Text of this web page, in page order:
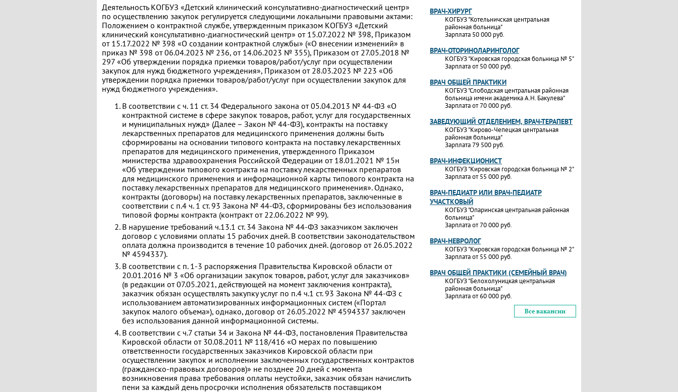
Деятельность КОГБУЗ «Детский клинический консультативно-диагностический центр»
по осуществлению закупок регулируется следующими локальными правовыми актами:
Положением о контрактной службе, утвержденным приказом КОГБУЗ «Детский
клинический консультативно-диагностический центр» от 15.07.2022 № 398, Приказом
от 15.17.2022 № 398 «О создании контрактной службы» («О внесении изменений» в
приказ № 398 от 06.04.2023 № 236, от 14.06.2023 № 355), Приказом от 27.05.2018 №
297 «Об утверждении порядка приемки товаров/работ/услуг при осуществлении
закупок для нужд бюджетного учреждения», Приказом от 28.03.2023 № 223 «Об
утверждении порядка приемки товаров/работ/услуг при осуществлении закупок для
нужд бюджетного учреждения».
В соответствии с ч. 11 ст. 34 Федерального закона от 05.04.2013 № 44-ФЗ «О
контрактной системе в сфере закупок товаров, работ, услуг для государственных
и муниципальных нужд» (Далее – Закон № 44-ФЗ), контракты на поставку
лекарственных препаратов для медицинского применения должны быть
сформированы на основании типового контракта на поставку лекарственных
препаратов для медицинского применения, утвержденного Приказом
министерства здравоохранения Российской Федерации от 18.01.2021 № 15н
«Об утверждении типового контракта на поставку лекарственных препаратов
для медицинского применения и информационной карты типового контракта на
поставку лекарственных препаратов для медицинского применения». Однако,
контракты (договоры) на поставку лекарственных препаратов, заключенные в
соответствии с п.4 ч. 1 ст. 93 Закона № 44-ФЗ, сформированы без использования
типовой формы контракта (контракт от 22.06.2022 № 99).
В нарушение требований ч.13.1 ст. 34 Закона № 44-ФЗ заказчиком заключен
договор с условиями оплаты 15 рабочих дней. В соответствии законодательством
оплата должна производится в течение 10 рабочих дней. (договор от 26.05.2022
№ 4594337).
В соответствии с п. 1-3 распоряжения Правительства Кировской области от
20.01.2016 № 3 «Об организации закупок товаров, работ, услуг для заказчиков»
(в редакции от 07.05.2021, действующей на момент заключения контракта),
заказчик обязан осуществлять закупку услуг по п.4 ч.1 ст. 93 Закона № 44-ФЗ с
использованием автоматизированных информационных систем («Портал
закупок малого объема»), однако, договор от 26.05.2022 № 4594337 заключен
без использования данной информационной системы.
В соответствии с ч.7 статьи 34 и Закона № 44-ФЗ, постановления Правительства
Кировской области от 30.08.2011 № 118/416 «О мерах по повышению
ответственности государственных заказчиков Кировской области при
осуществлении закупок и исполнении заключенных государственных контрактов
(гражданско-правовых договоров)» не позднее 20 дней с момента
возникновения права требования оплаты неустойки, заказчик обязан начислить
пени за каждый день просрочки исполнения обязательств поставщиком
ВРАЧ-ХИРУРГ
КОГБУЗ "Котельничская центральная
районная больница"
Зарплата 50 000 руб.
ВРАЧ-ОТОРИНОЛАРИНГОЛОГ
КОГБУЗ "Кировская городская больница № 5"
Зарплата от 50 000 руб.
ВРАЧ ОБЩЕЙ ПРАКТИКИ
КОГБУЗ "Слободская центральная районная
больница имени академика А.Н. Бакулева"
Зарплата от 70 000 руб.
ЗАВЕДУЮЩИЙ ОТДЕЛЕНИЕМ, ВРАЧ-ТЕРАПЕВТ
КОГБУЗ "Кирово-Чепецкая центральная
районная больница"
Зарплата 79 500 руб.
ВРАЧ-ИНФЕКЦИОНИСТ
КОГБУЗ "Кировская городская больница № 2"
Зарплата от 55 000 руб.
ВРАЧ-ПЕДИАТР ИЛИ ВРАЧ-ПЕДИАТР
УЧАСТКОВЫЙ
КОГБУЗ "Опаринская центральная районная
больница"
Зарплата от 70 000 руб.
ВРАЧ-НЕВРОЛОГ
КОГБУЗ "Кировская городская больница № 2"
Зарплата от 55 000 руб.
ВРАЧ ОБЩЕЙ ПРАКТИКИ (СЕМЕЙНЫЙ ВРАЧ)
КОГБУЗ "Белохолуницкая центральная
районная больница"
Зарплата от 60 000 руб.
Все вакансии